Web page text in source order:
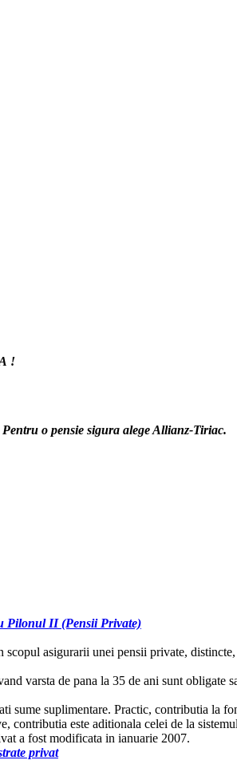
!
o pensie sigura alege Allianz-Tiriac.
Pilonul II (Pensii Private)
asigurarii unei pensii private, distincte,
de pana la 35 de ani sunt obligate
suplimentare. Practic, contributia la
contributia este aditionala celei de la
a fost modificata in ianuarie 2007.
privat